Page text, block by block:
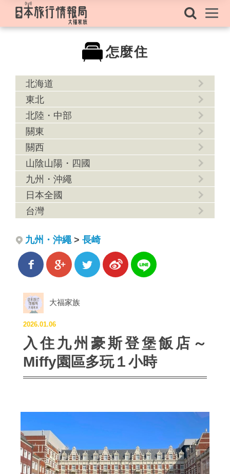
怎麼住
北海道
東北
北陸・中部
關東
關西
山陰山陽・四國
九州・沖繩
日本全國
台灣
九州・沖繩> 長崎
大福家族
2026.01.06
入住九州豪斯登堡飯店～
Miffy園區多玩１小時